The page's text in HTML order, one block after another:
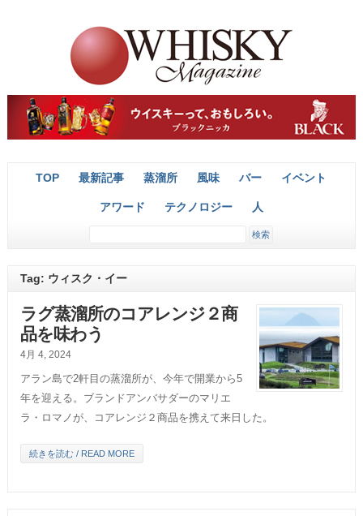
TOP 最新記事 蒸溜所 風味 バー イベント
アワード テクノロジー 人
Tag: ウィスク・イー
ラグ蒸溜所のコアレンジ２商
品を味わう
4月 4, 2024
アラン島で2軒目の蒸溜所が、今年で開業から5
年を迎える。ブランドアンバサダーのマリエ
ラ・ロマノが、コアレンジ２商品を携えて来日した。
続きを読む / READ MORE